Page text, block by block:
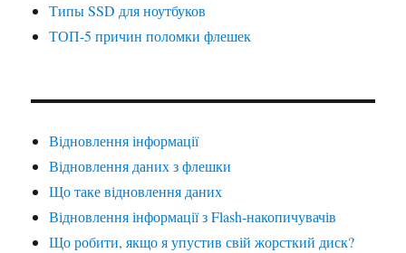
Типы SSD для ноутбуков
ТОП-5 причин поломки флешек
Відновлення інформації
Відновлення даних з флешки
Що таке відновлення даних
Відновлення інформації з Flash-накопичувачів
Що робити, якщо я упустив свій жорсткий диск?